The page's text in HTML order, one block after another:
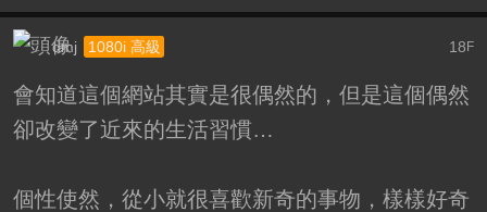
18 F
dmj 1080i 高級
會知道這個網站其實是很偶然的，但是這個偶然
卻改變了近來的生活習慣…
個性使然，從小就很喜歡新奇的事物，樣樣好奇